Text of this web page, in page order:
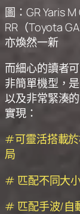
圖：GR Yaris
RR（Toyota
亦煥然一新
而細心的讀者
非簡單機型，
以及非常緊湊
實現：
#可靈活搭載
局
# 匹配不同大
# 匹配手波/自